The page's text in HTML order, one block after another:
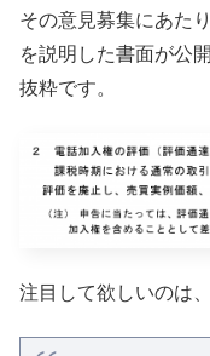
その意見募集にあた
を説明した書面が公
抜粋です。
注目して欲しいのは